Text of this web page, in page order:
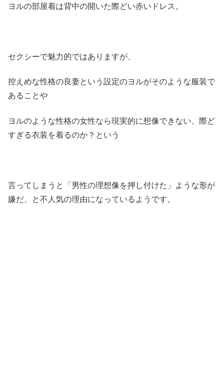
ヨルの部屋着は背中の開いた際どい赤いドレス。
セクシーで魅力的ではありますが、
控えめな性格の良妻という設定のヨルがそのような服装で
あることや
ヨルのような性格の女性なら現実的に想像できない、際ど
すぎる衣装を着るのか？という
言ってしまうと「男性の理想像を押し付けた」ような形が
嫌だ、と不人気の理由になっているようです。